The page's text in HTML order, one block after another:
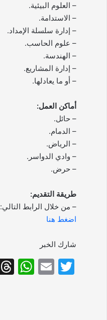
– العلوم البيئية.
– الاستدامة.
– إدارة سلسلة الإمداد.
– علوم الحاسب.
– الهندسة.
– إدارة المشاريع.
– أو ما يعادلها.
أماكن العمل:
– حائل.
– الدمام.
– الرياض.
– وادي الدواسر.
– حرض.
طريقة التقديم:
– من خلال الرابط التالي:
اضغط هنا
شارك الخبر
T
E
W